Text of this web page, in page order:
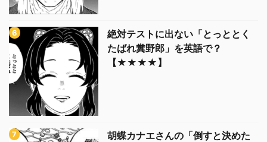
絶対テストに出ない「とっととく
たばれ糞野郎」を英語で？
【★★★★】
胡蝶カナエさんの「倒すと決めた